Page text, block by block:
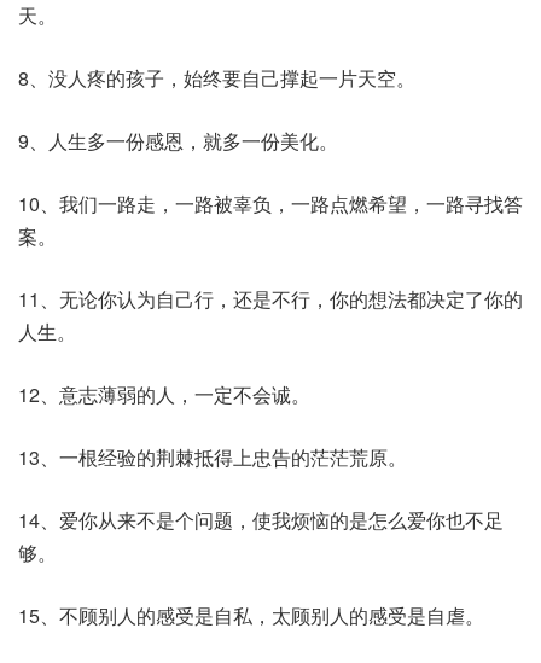
天。
8、没人疼的孩子，始终要自己撑起一片天空。
9、人生多一份感恩，就多一份美化。
10、我们一路走，一路被辜负，一路点燃希望，一路寻找答
案。
11、无论你认为自己行，还是不行，你的想法都决定了你的
人生。
12、意志薄弱的人，一定不会诚。
13、一根经验的荆棘抵得上忠告的茫茫荒原。
14、爱你从来不是个问题，使我烦恼的是怎么爱你也不足
够。
15、不顾别人的感受是自私，太顾别人的感受是自虐。